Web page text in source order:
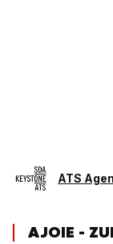
ATS
AJOIE -